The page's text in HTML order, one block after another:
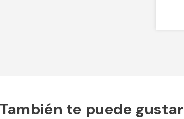
También te puede gustar